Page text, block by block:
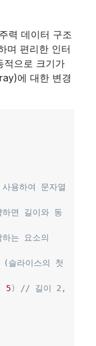
력 데이터 구조
며 편리한 인터
적으로 크기가
에 대한 변경
용하여 문자열
면 길이와 동
는 요소의
라이스의 첫
5)
// 길이 2,